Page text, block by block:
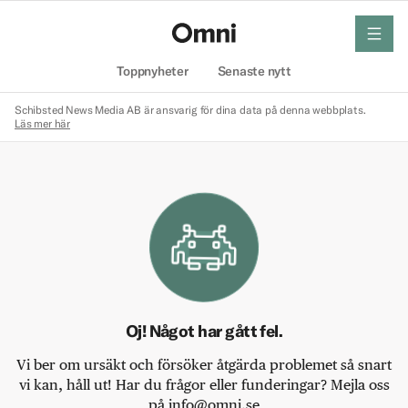
Toppnyheter Senaste nytt
meny
Schibsted News Media AB är ansvarig för dina data på denna webbplats.
Läs mer här
Oj! Något har gått fel.
Vi ber om ursäkt och försöker åtgärda problemet så snart
vi kan, håll ut! Har du frågor eller funderingar? Mejla oss